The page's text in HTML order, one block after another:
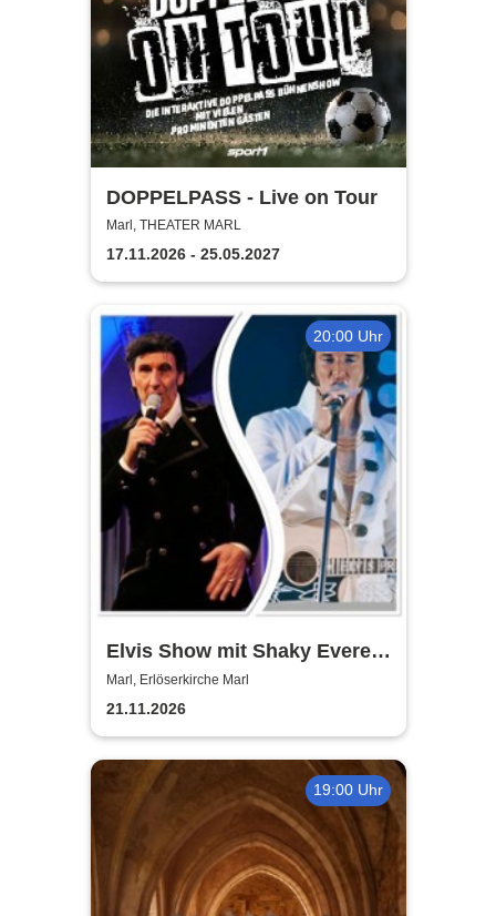
DOPPELPASS - Live on Tour
Marl, THEATER MARL
17.11.2026 - 25.05.2027
20:00 Uhr
Elvis Show mit Shaky Everett
und Brian Troy - die Elvis
Christmas, Gospel und
Rock`n´Roll Show
Marl, Erlöserkirche Marl
21.11.2026
19:00 Uhr